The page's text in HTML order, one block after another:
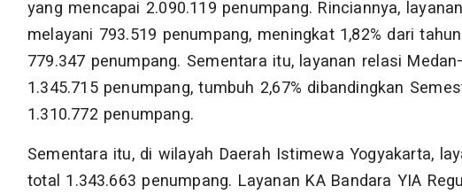
yang mencapai 2.090.119 penumpang. Rinciannya,
melayani 793.519 penumpang, meningkat 1,82% dari
779.347 penumpang. Sementara itu, layanan relasi
1.345.715 penumpang, tumbuh 2,67% dibandingkan
1.310.772 penumpang.
Sementara itu, di wilayah Daerah Istimewa Yogyakarta,
total 1.343.663 penumpang. Layanan KA Bandara YIA